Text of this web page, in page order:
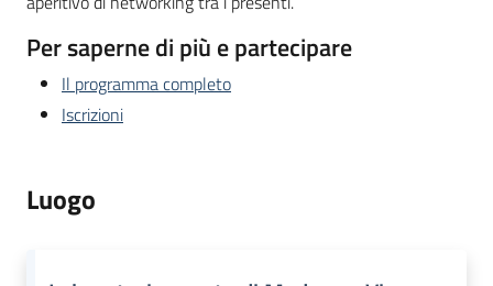
Per saperne di più e partecipare
Il programma completo
Iscrizioni
Luogo